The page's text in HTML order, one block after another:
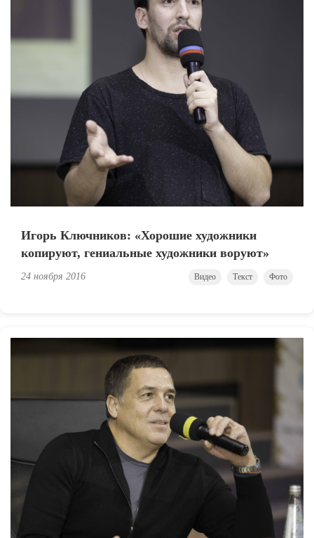
Игорь Ключников: «Хорошие художники
копируют, гениальные художники воруют»
24 ноября 2016 Видео Текст Фото